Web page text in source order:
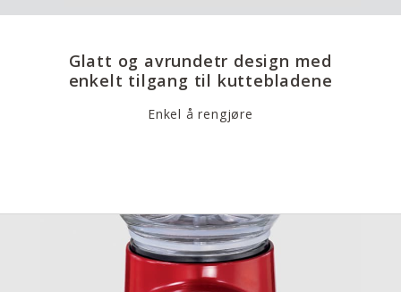
Glatt og avrundetr design med
enkelt tilgang til kuttebladene
Enkel å rengjøre